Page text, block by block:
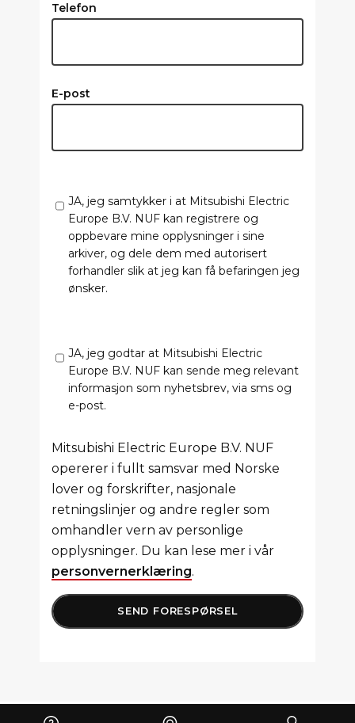
Telefon
E-post
JA, jeg samtykker i at Mitsubishi Electric
Europe B.V. NUF kan registrere og
oppbevare mine opplysninger i sine
arkiver, og dele dem med autorisert
forhandler slik at jeg kan få befaringen jeg
ønsker.
JA, jeg godtar at Mitsubishi Electric
Europe B.V. NUF kan sende meg relevant
informasjon som nyhetsbrev, via sms og
e-post.
Mitsubishi Electric Europe B.V. NUF
opererer i fullt samsvar med Norske
lover og forskrifter, nasjonale
retningslinjer og andre regler som
omhandler vern av personlige
opplysninger. Du kan lese mer i vår
personvernerklæring.